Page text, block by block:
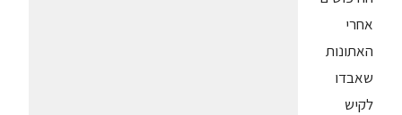
אחרי
האתונות
שאבדו
לקיש